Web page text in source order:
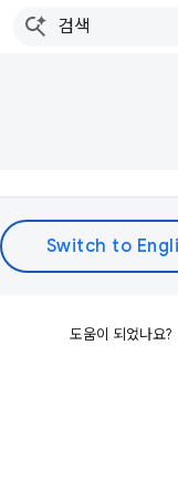
도움이 되었나요?